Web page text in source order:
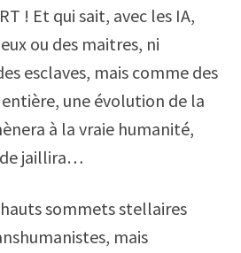
! Et qui sait, avec les IA,
ou des maitres, ni
esclaves, mais comme des
une évolution de la
à la vraie humanité,
jaillira…
sommets stellaires
mais